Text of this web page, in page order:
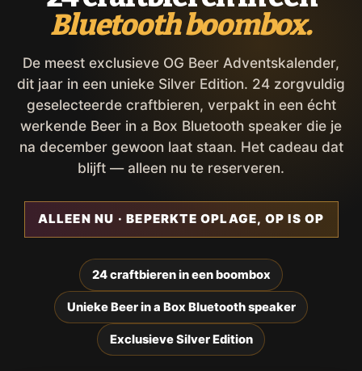
Bluetooth boombox.
De meest exclusieve OG Beer Adventskalender,
dit jaar in een unieke Silver Edition. 24 zorgvuldig
geselecteerde craftbieren, verpakt in een écht
werkende Beer in a Box Bluetooth speaker die je
na december gewoon laat staan. Het cadeau dat
blijft — alleen nu te reserveren.
ALLEEN NU · BEPERKTE OPLAGE, OP IS OP
24 craftbieren in een boombox
Unieke Beer in a Box Bluetooth speaker
Exclusieve Silver Edition